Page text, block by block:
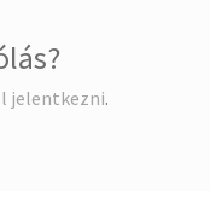
jelentkezni.